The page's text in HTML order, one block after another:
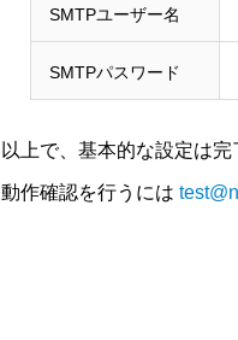
SMTPユーザー名
SMTPパスワード
以上で、基本的な設定は完
動作確認を行うには